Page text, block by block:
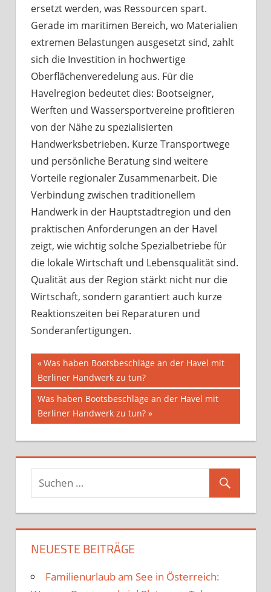
ersetzt werden, was Ressourcen spart.
Gerade im maritimen Bereich, wo Materialien
extremen Belastungen ausgesetzt sind, zahlt
sich die Investition in hochwertige
Oberflächenveredelung aus. Für die
Havelregion bedeutet dies: Bootseigner,
Werften und Wassersportvereine profitieren
von der Nähe zu spezialisierten
Handwerksbetrieben. Kurze Transportwege
und persönliche Beratung sind weitere
Vorteile regionaler Zusammenarbeit. Die
Verbindung zwischen traditionellem
Handwerk in der Hauptstadtregion und den
praktischen Anforderungen an der Havel
zeigt, wie wichtig solche Spezialbetriebe für
die lokale Wirtschaft und Lebensqualität sind.
Qualität aus der Region stärkt nicht nur die
Wirtschaft, sondern garantiert auch kurze
Reaktionszeiten bei Reparaturen und
Sonderanfertigungen.
Beitragsnavigation
Vorheriger
Beitrag:
Was haben Bootsbeschläge an der Havel mit
Berliner Handwerk zu tun?
Nächster
Beitrag:
Was haben Bootsbeschläge an der Havel mit
Berliner Handwerk zu tun?
NEUESTE BEITRÄGE
Familienurlaub am See in Österreich: